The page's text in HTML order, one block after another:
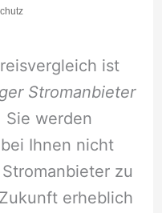
ist
Stromanbieter
Sie werden
Ihnen nicht
zu
erheblich